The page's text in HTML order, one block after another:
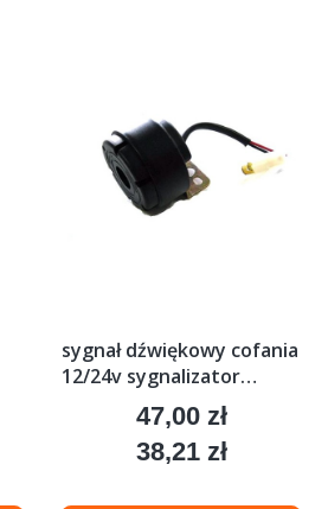
sygnał dźwiękowy cofania
12/24v sygnalizator
e0001567Cena
47,00 zł
Cena
38,21 zł